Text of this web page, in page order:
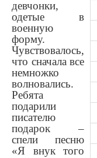
девчонки,
одетые в
военную
форму.
Чувствовалось,
что сначала все
немножко
волновались.
Ребята
подарили
писателю
подарок –
спели песню
«Я внук того